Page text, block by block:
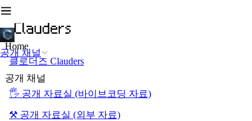
공개 채널
Home
클로더즈 Clauders
공개 채널
🖐️ 공개 자료실 (바이브코딩 자료)
⚒️ 공개 자료실 (외부 자료)